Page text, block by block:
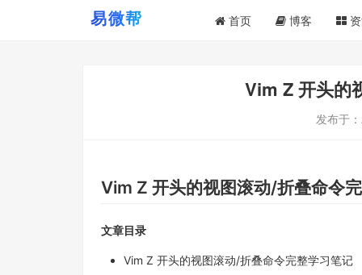
首页 博客
Vim Z 开头的
发布于：
Vim Z 开头的视图滚动/折叠命令
文章目录
Vim Z 开头的视图滚动/折叠命令完整学习笔记